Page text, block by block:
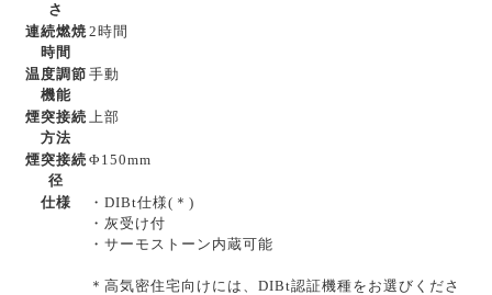
さ
連続燃焼
時間
2時間
温度調節
機能
手動
煙突接続
方法
上部
煙突接続
径
Φ150mm
仕様
・DIBt仕様(＊)
・灰受け付
・サーモストーン内蔵可能
＊高気密住宅向けには、DIBt認証機種をお選びくださ